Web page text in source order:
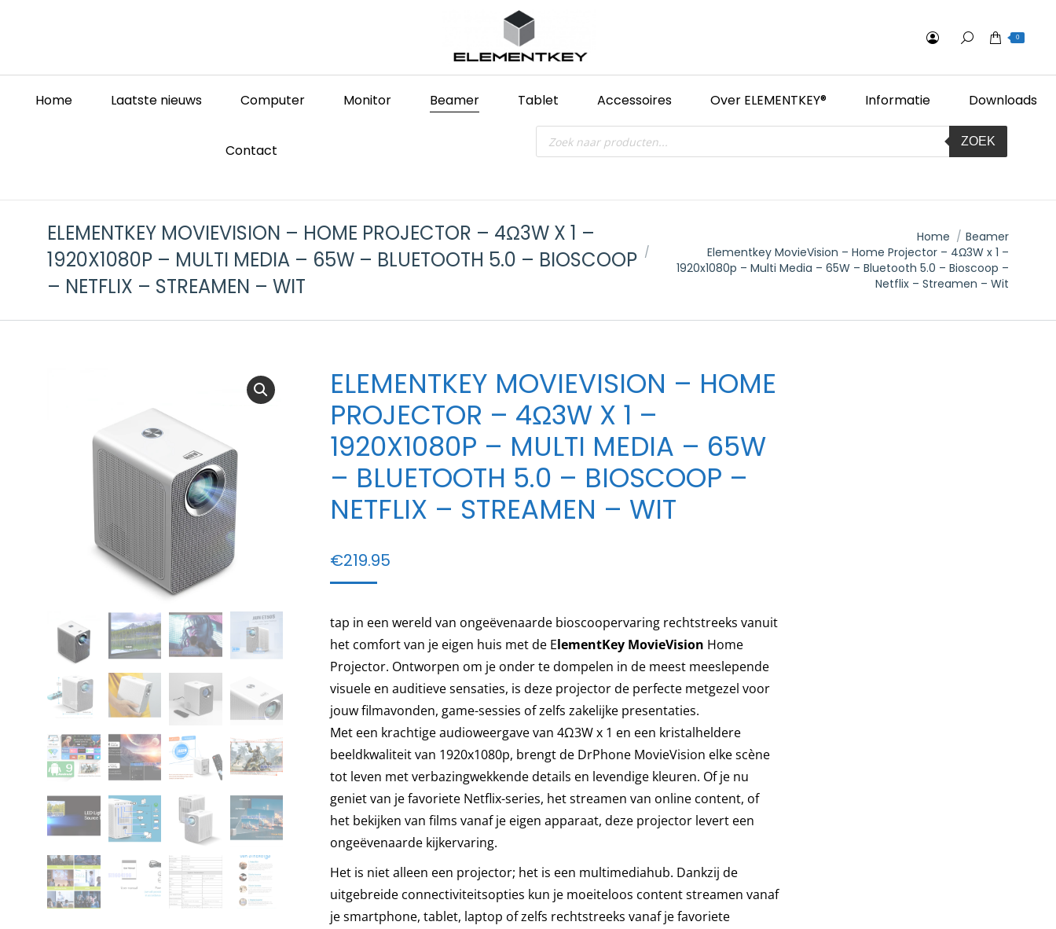
0
Home Laatste nieuws Computer Monitor Beamer Tablet Accessoires Over ELEMENTKEY® Informatie Downloads
Contact
Producten
zoeken ZOEK
ELEMENTKEY MOVIEVISION – HOME PROJECTOR – 4Ω3W X 1 –
1920X1080P – MULTI MEDIA – 65W – BLUETOOTH 5.0 – BIOSCOOP
– NETFLIX – STREAMEN – WIT
Home
Beamer
Elementkey MovieVision – Home Projector – 4Ω3W x 1 –
1920x1080p – Multi Media – 65W – Bluetooth 5.0 – Bioscoop –
Netflix – Streamen – Wit
ELEMENTKEY MOVIEVISION – HOME
PROJECTOR – 4Ω3W X 1 –
1920X1080P – MULTI MEDIA – 65W
– BLUETOOTH 5.0 – BIOSCOOP –
NETFLIX – STREAMEN – WIT
€219.95
tap in een wereld van ongeëvenaarde bioscoopervaring rechtstreeks vanuit
het comfort van je eigen huis met de ElementKey MovieVision Home
Projector. Ontworpen om je onder te dompelen in de meest meeslepende
visuele en auditieve sensaties, is deze projector de perfecte metgezel voor
jouw filmavonden, game-sessies of zelfs zakelijke presentaties.
Met een krachtige audioweergave van 4Ω3W x 1 en een kristalheldere
beeldkwaliteit van 1920x1080p, brengt de DrPhone MovieVision elke scène
tot leven met verbazingwekkende details en levendige kleuren. Of je nu
geniet van je favoriete Netflix-series, het streamen van online content, of
het bekijken van films vanaf je eigen apparaat, deze projector levert een
ongeëvenaarde kijkervaring.
Het is niet alleen een projector; het is een multimediahub. Dankzij de
uitgebreide connectiviteitsopties kun je moeiteloos content streamen vanaf
je smartphone, tablet, laptop of zelfs rechtstreeks vanaf je favoriete